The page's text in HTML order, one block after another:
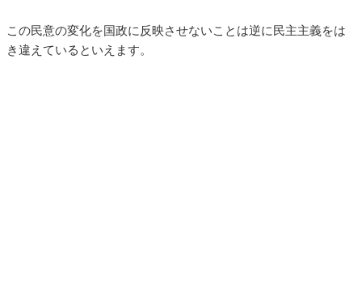
この民意の変化を国政に反映させないことは逆に民主主義をは
き違えているといえます。